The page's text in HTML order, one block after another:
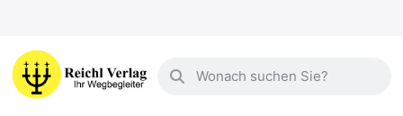
Geben Sie einen Suchbegriff ein.